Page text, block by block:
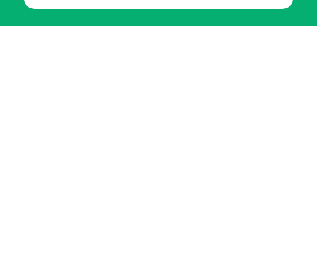
오픈애즈란 공지사항 제휴문의
인사이터 신청
뉴스레터
광고안내